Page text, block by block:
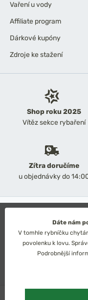
Shop roku 2025
Vítěz sekce rybaření
Zítra doručíme
u objednávky do
Vaření u vody
Affiliate program
Dárkové kupóny
Zdroje ke stažení
Dáte nám
V tomhle rybníčku
povolenku k lovu.
Podrobnější